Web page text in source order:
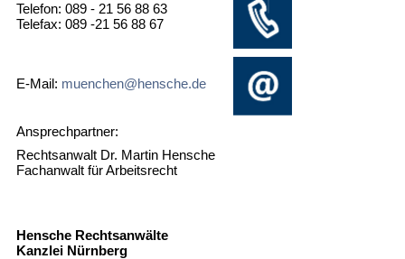
Telefon: 089 - 21 56 88 63
Telefax: 089 -21 56 88 67
E-Mail: muenchen@hensche.de
Ansprechpartner:
Rechtsanwalt Dr. Martin Hensche
Fachanwalt für Arbeitsrecht
Hensche Rechtsanwälte
Kanzlei Nürnberg